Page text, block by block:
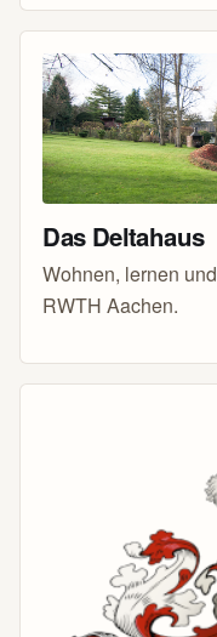
Das Deltahaus
Wohnen, lernen
RWTH Aachen.